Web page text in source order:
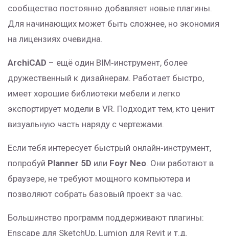
сообщество постоянно добавляет новые плагины.
Для начинающих может быть сложнее, но экономия
на лицензиях очевидна.
ArchiCAD – ещё один BIM‑инструмент, более
дружественный к дизайнерам. Работает быстро,
имеет хорошие библиотеки мебели и легко
экспортирует модели в VR. Подходит тем, кто ценит
визуальную часть наряду с чертежами.
Если тебя интересует быстрый онлайн‑инструмент,
попробуй Planner 5D или Foyr Neo. Они работают в
браузере, не требуют мощного компьютера и
позволяют собрать базовый проект за час.
Большинство программ поддерживают плагины:
Enscape для SketchUp, Lumion для Revit и т.д.